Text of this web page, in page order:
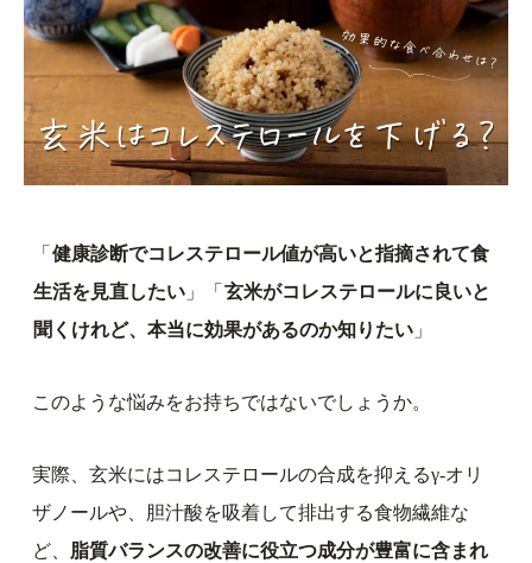
「 健康診断でコレステロール値が高いと指摘されて食
生活を見直したい 」「 玄米がコレステロールに良いと
聞くけれど、本当に効果があるのか知りたい 」
このような悩みをお持ちではないでしょうか。
実際、玄米にはコレステロールの合成を抑えるγ-オリ
ザノールや、胆汁酸を吸着して排出する食物繊維な
ど、 脂質バランスの改善に役立つ成分が豊富に含まれ